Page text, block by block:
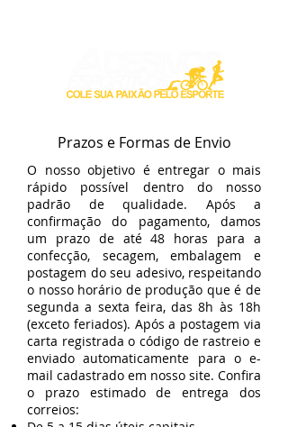
Prazos e Formas de Envio
O nosso objetivo é entregar o mais
rápido possível dentro do nosso
padrão de qualidade. Após a
confirmação do pagamento, damos
um prazo de até 48 horas para a
confecção, secagem, embalagem e
postagem do seu adesivo, respeitando
o nosso horário de produção que é de
segunda a sexta feira, das 8h às 18h
(exceto feriados). Após a postagem via
carta registrada o código de rastreio e
enviado automaticamente para o e-
mail cadastrado em nosso site. Confira
o prazo estimado de entrega dos
correios: